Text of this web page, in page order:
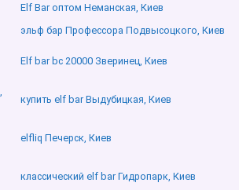
Elf Bar оптом Неманская, Киев
эльф бар Профессора Подвысоцкого, Киев
Elf bar bc 20000 Зверинец, Киев
купить elf bar Выдубицкая, Киев
elfliq Печерск, Киев
классический elf bar Гидропарк, Киев